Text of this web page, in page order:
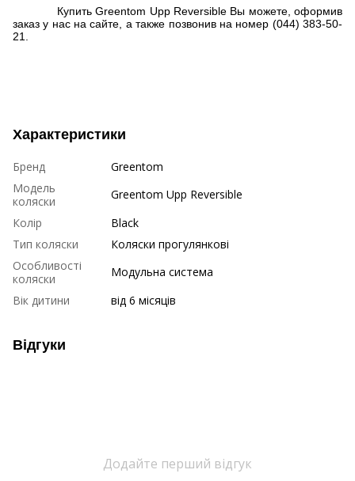
Купить Greentom Upp Reversible Вы можете, оформив
заказ у нас на сайте, а также позвонив на номер (044) 383-50-
21.
Характеристики
Бренд
Greentom
Модель
коляски
Greentom Upp Reversible
Колір
Black
Тип коляски
Коляски прогулянкові
Особливості
коляски
Модульна система
Вік дитини
від 6 місяців
Відгуки
Додайте перший відгук